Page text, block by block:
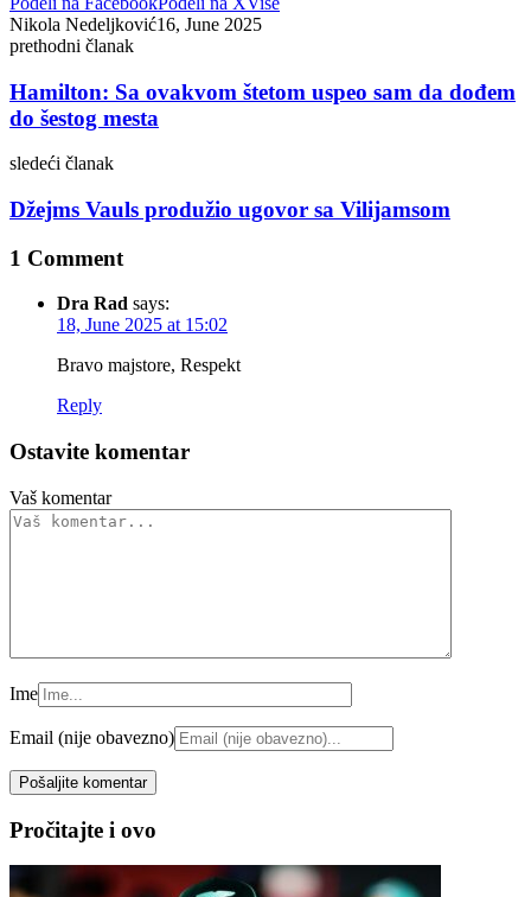
Nikola Nedeljković16, June 2025
prethodni članak
Hamilton: Sa ovakvom štetom uspeo sam da dođem
do šestog mesta
sledeći članak
Džejms Vauls produžio ugovor sa Vilijamsom
1 Comment
Dra Rad says:
18, June 2025 at 15:02
Bravo majstore, Respekt
Reply
Ostavite komentar
Vaš komentar
Ime
Email (nije obavezno)
Pročitajte i ovo